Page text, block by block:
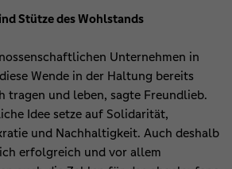
Stütze des Wohlstands
Unternehmen in
Wende in der Haltung bereits
tragen und leben, sagte Freundlieb.
Idee setze auf Solidarität,
und Nachhaltigkeit. Auch deshalb
erfolgreich und vor allem